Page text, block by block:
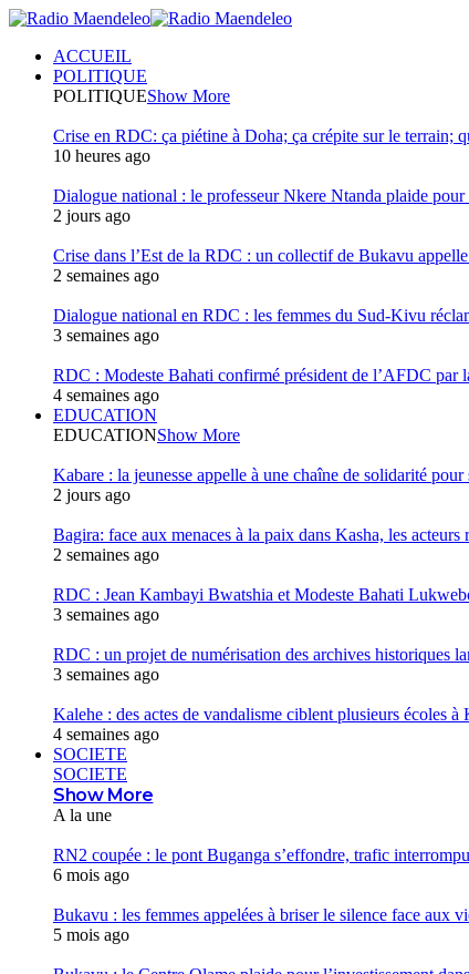
ACCUEIL
POLITIQUE
POLITIQUEShow More
Crise en RDC: ça piétine à Doha; ça crépite sur le terrain;
10 heures ago
Dialogue national : le professeur Nkere Ntanda plaide
2 jours ago
Crise dans l’Est de la RDC : un collectif de Bukavu
2 semaines ago
Dialogue national en RDC : les femmes du Sud-Kivu
3 semaines ago
RDC : Modeste Bahati confirmé président de l’AFDC par
4 semaines ago
EDUCATION
EDUCATIONShow More
Kabare : la jeunesse appelle à une chaîne de solidarité
2 jours ago
Bagira: face aux menaces à la paix dans Kasha, les
2 semaines ago
RDC : Jean Kambayi Bwatshia et Modeste Bahati
3 semaines ago
RDC : un projet de numérisation des archives historiques
3 semaines ago
Kalehe : des actes de vandalisme ciblent plusieurs écoles
4 semaines ago
SOCIETE
SOCIETE
Show More
A la une
RN2 coupée : le pont Buganga s’effondre, trafic
6 mois ago
Bukavu : les femmes appelées à briser le silence face aux
5 mois ago